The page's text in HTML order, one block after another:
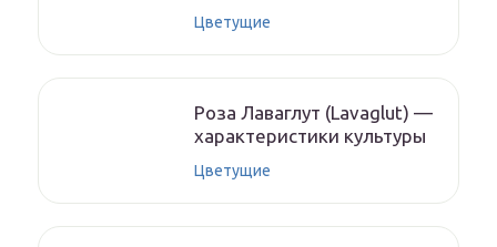
Цветущие
Роза Лаваглут (Lavaglut) —
характеристики культуры
Цветущие